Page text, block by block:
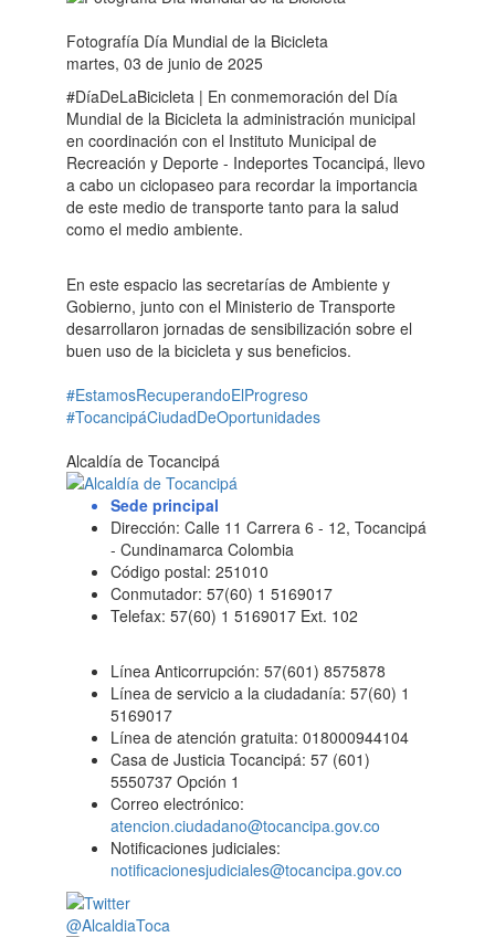
Fotografía Día Mundial de la Bicicleta
martes, 03 de junio de 2025
#DíaDeLaBicicleta | En conmemoración del Día
Mundial de la Bicicleta la administración municipal
en coordinación con el Instituto Municipal de
Recreación y Deporte - Indeportes Tocancipá, llevo
a cabo un ciclopaseo para recordar la importancia
de este medio de transporte tanto para la salud
como el medio ambiente.
En este espacio las secretarías de Ambiente y
Gobierno, junto con el Ministerio de Transporte
desarrollaron jornadas de sensibilización sobre el
buen uso de la bicicleta y sus beneficios.
#EstamosRecuperandoElProgreso
#TocancipáCiudadDeOportunidades
Alcaldía de Tocancipá
Sede principal
Dirección: Calle 11 Carrera 6 - 12, Tocancipá
- Cundinamarca Colombia
Código postal: 251010
Conmutador: 57(60) 1 5169017
Telefax: 57(60) 1 5169017 Ext. 102
Línea Anticorrupción: 57(601) 8575878
Línea de servicio a la ciudadanía: 57(60) 1
5169017
Línea de atención gratuita: 018000944104
Casa de Justicia Tocancipá: 57 (601)
5550737 Opción 1
Correo electrónico:
atencion.ciudadano@tocancipa.gov.co
Notificaciones judiciales:
notificacionesjudiciales@tocancipa.gov.co
@AlcaldiaToca